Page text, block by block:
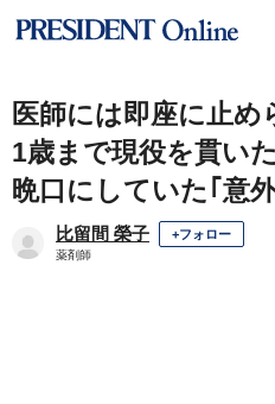
医師には即座に止
1歳まで現役を貫い
晩口にしていた｢意
比留間 榮子 +フォロー
薬剤師